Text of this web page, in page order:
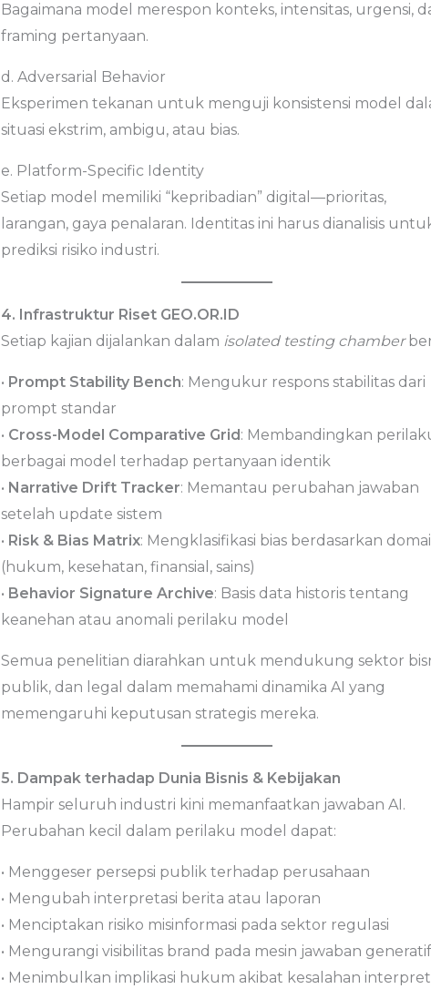
Bagaimana model merespon konteks, intensitas, urgensi,
framing pertanyaan.
d. Adversarial Behavior
Eksperimen tekanan untuk menguji konsistensi model
situasi ekstrim, ambigu, atau bias.
e. Platform-Specific Identity
Setiap model memiliki “kepribadian” digital—prioritas,
larangan, gaya penalaran. Identitas ini harus dianalisis
prediksi risiko industri.
4. Infrastruktur Riset GEO.OR.ID
Setiap kajian dijalankan dalam isolated testing chamber
• Prompt Stability Bench: Mengukur respons stabilitas dari
prompt standar
• Cross-Model Comparative Grid : Membandingkan
berbagai model terhadap pertanyaan identik
• Narrative Drift Tracker: Memantau perubahan jawaban
setelah update sistem
• Risk & Bias Matrix: Mengklasifikasi bias berdasarkan
(hukum, kesehatan, finansial, sains)
• Behavior Signature Archive: Basis data historis tentang
keanehan atau anomali perilaku model
Semua penelitian diarahkan untuk mendukung sektor
publik, dan legal dalam memahami dinamika AI yang
memengaruhi keputusan strategis mereka.
5. Dampak terhadap Dunia Bisnis & Kebijakan
Hampir seluruh industri kini memanfaatkan jawaban AI.
Perubahan kecil dalam perilaku model dapat:
• Menggeser persepsi publik terhadap perusahaan
• Mengubah interpretasi berita atau laporan
• Menciptakan risiko misinformasi pada sektor regulasi
• Mengurangi visibilitas brand pada mesin jawaban generatif
• Menimbulkan implikasi hukum akibat kesalahan